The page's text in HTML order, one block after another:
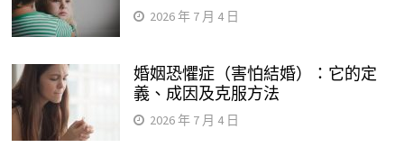
2026 年 7 月 4 日
婚姻恐懼症（害怕結婚）：它的定
義、成因及克服方法
2026 年 7 月 4 日